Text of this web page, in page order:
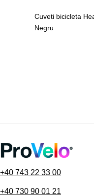
Cuveti bicicleta
Negru
+40 743 22 33 00
+40 730 90 01 21